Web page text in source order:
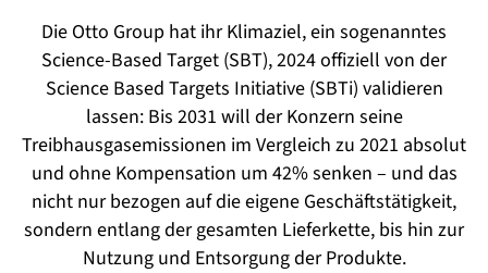
Die Otto Group hat ihr Klimaziel, ein sogenanntes
Science-Based Target (SBT), 2024 offiziell von der
Science Based Targets Initiative (SBTi) validieren
lassen: Bis 2031 will der Konzern seine
Treibhausgasemissionen im Vergleich zu 2021 absolut
und ohne Kompensation um 42% senken – und das
nicht nur bezogen auf die eigene Geschäftstätigkeit,
sondern entlang der gesamten Lieferkette, bis hin zur
Nutzung und Entsorgung der Produkte.